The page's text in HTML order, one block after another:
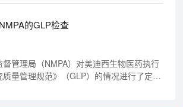
许可(受理号:CXSL1900028)，这标志着国
白药物研究进入新的阶段。
的GLP检查
管理局（NMPA）对美迪西生物医药执行
质量管理规范》（GLP）的情况进行了定期